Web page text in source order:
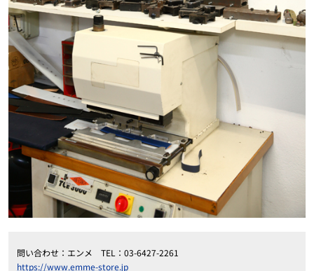
問い合わせ：エンメ TEL：03-6427-2261
https://www.emme-store.jp